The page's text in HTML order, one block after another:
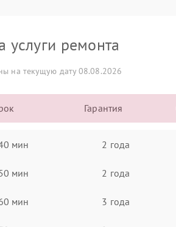
услуги ремонта
на текущую дату 08.08.2026
Гарантия
мин 2 года
50 мин 2 года
мин 3 года